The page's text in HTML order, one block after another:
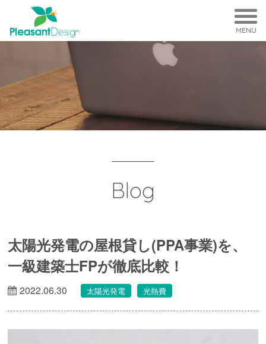
MENU
Blog
太陽光発電の屋根貸し(PPA事業)を、
一級建築士FPが徹底比較！
2022.06.30 太陽光発電 光熱費